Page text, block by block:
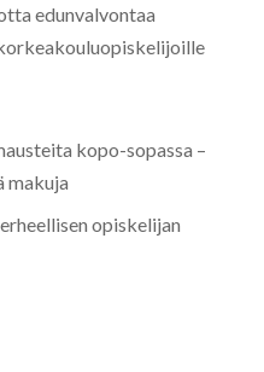
edunvalvontaa
kopo-sopassa –
makuja
opiskelijan